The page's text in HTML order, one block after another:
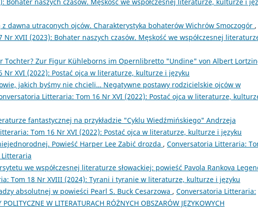
z dawna utraconych ojców. Charakterystyka bohaterów Wichrów Smoczogór ,
XVII (2023): Bohater naszych czasów. Męskość we współczesnej
Tochter? Zur Figur Kühleborns im Opernlibretto "Undine" von Albert
XVI (2022): Postać ojca w literaturze, kulturze i języku
jakich byśmy nie chcieli… Negatywne postawy rodzicielskie ojców w
Litteraria: Tom 16 Nr XVI (2022): Postać ojca w literaturze,
fantastycznej na przykładzie "Cyklu Wiedźmińskiego" Andrzeja
Tom 16 Nr XVI (2022): Postać ojca w literaturze, kulturze i języku
Powieść Harper Lee Zabić drozda , Conversatoria Litteraria:
Litteraria
we współczesnej literaturze słowackiej: powieść Pavola Rankova
Tom 18 Nr XVIII (2024): Tyrani i tyranie w literaturze, kulturze i języku
absolutnej w powieści Pearl S. Buck Cesarzowa , Conversatoria Litteraria:
W LITERATURACH RÓŻNYCH OBSZARÓW JĘZYKOWYCH